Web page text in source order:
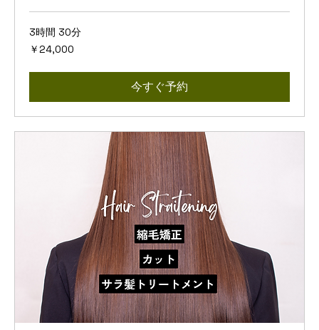
3時間 30分
24,000
円
￥24,000
今すぐ予約